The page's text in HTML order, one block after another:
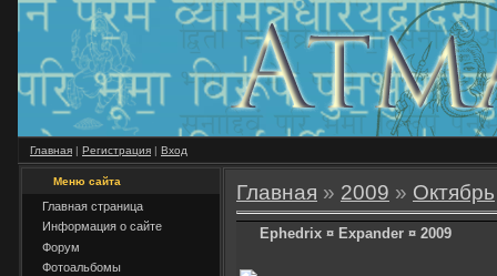
Главная | Регистрация | Вход
Меню сайта
Главная страница
Информация о сайте
Форум
Фотоальбомы
Главная » 2009 » Октябрь
Ephedrix ¤ Expander ¤ 2009